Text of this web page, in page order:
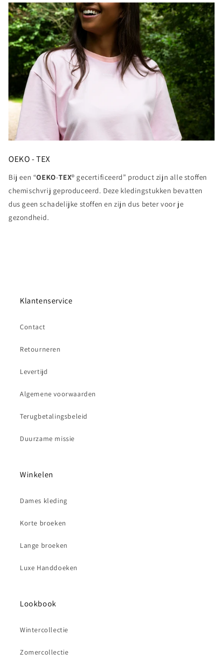
OEKO - TEX
Bij een “OEKO-TEX® gecertificeerd” product zijn alle stoffen
chemischvrij geproduceerd. Deze kledingstukken bevatten
dus geen schadelijke stoffen en zijn dus beter voor je
gezondheid.
Klantenservice
Contact
Retourneren
Levertijd
Algemene voorwaarden
Terugbetalingsbeleid
Duurzame missie
Winkelen
Dames kleding
Korte broeken
Lange broeken
Luxe Handdoeken
Lookbook
Wintercollectie
Zomercollectie